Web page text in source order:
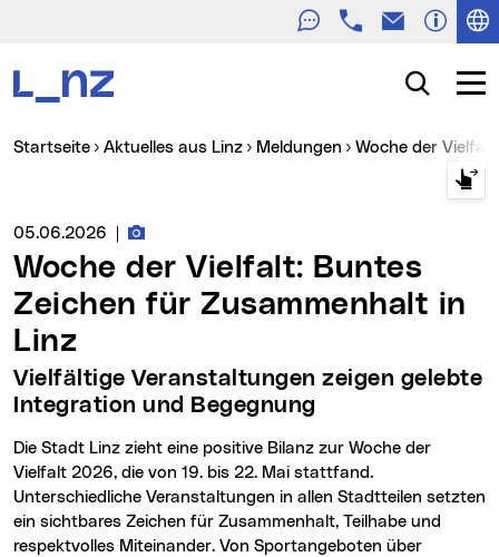
TelefonE-Mail
Suche
Sie sind hier:
Startseite Aktuelles aus Linz Meldungen Woche der
Medienservice vom:
05.06.2026 Fotos zur Meldung
Woche der Vielfalt: Buntes
Zeichen für Zusammenhalt in
Linz
Vielfältige Veranstaltungen zeigen gelebte
Integration und Begegnung
Die Stadt Linz zieht eine positive Bilanz zur Woche der
Vielfalt 2026, die von 19. bis 22. Mai stattfand.
Unterschiedliche Veranstaltungen in allen Stadtteilen setzten
ein sichtbares Zeichen für Zusammenhalt, Teilhabe und
respektvolles Miteinander. Von Sportangeboten über